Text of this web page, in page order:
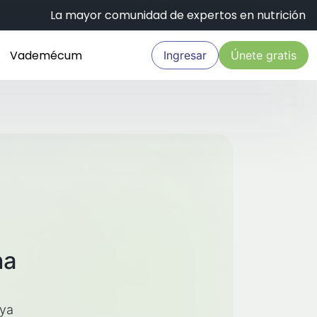
La mayor comunidad de expertos en nutrición
Vademécum Ingresar Únete gratis